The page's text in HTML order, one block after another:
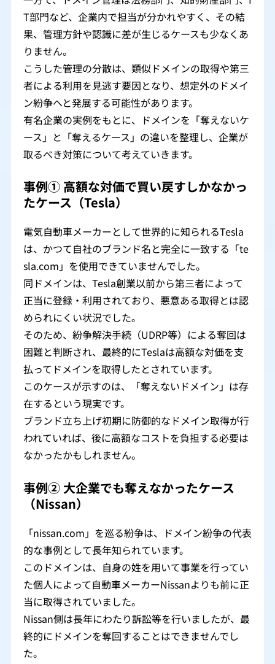
T部門など、企業内で担当が分かれやすく、その結
果、管理方針や認識に差が生じるケースも少なくあ
りません。
こうした管理の分散は、類似ドメインの取得や第三
者による利用を見逃す要因となり、想定外のドメイ
ン紛争へと発展する可能性があります。
有名企業の実例をもとに、ドメインを「奪えないケ
ース」と「奪えるケース」の違いを整理し、企業が
取るべき対策について考えていきます。
事例① 高額な対価で買い戻すしかなかっ
たケース（Tesla）
電気自動車メーカーとして世界的に知られるTesla
は、かつて自社のブランド名と完全に一致する「te
sla.com」を使用できていませんでした。
同ドメインは、Tesla創業以前から第三者によって
正当に登録・利用されており、悪意ある取得とは認
められにくい状況でした。
そのため、紛争解決手続（UDRP等）による奪回は
困難と判断され、最終的にTeslaは高額な対価を支
払ってドメインを取得したとされています。
このケースが示すのは、「奪えないドメイン」は存
在するという現実です。
ブランド立ち上げ初期に防御的なドメイン取得が行
われていれば、後に高額なコストを負担する必要は
なかったかもしれません。
事例② 大企業でも奪えなかったケース
（Nissan）
「nissan.com」を巡る紛争は、ドメイン紛争の代表
的な事例として長年知られています。
このドメインは、自身の姓を用いて事業を行ってい
た個人によって自動車メーカーNissanよりも前に正
当に取得されていました。
Nissan側は長年にわたり訴訟等を行いましたが、最
終的にドメインを奪回することはできませんでし
た。